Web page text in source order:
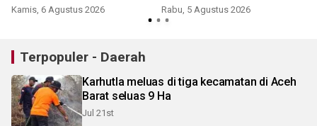
Kamis, 6 Agustus 2026 Rabu, 5 Agustus 2026
Terpopuler - Daerah
Karhutla meluas di tiga kecamatan di Aceh
Barat seluas 9 Ha
Jul 21st